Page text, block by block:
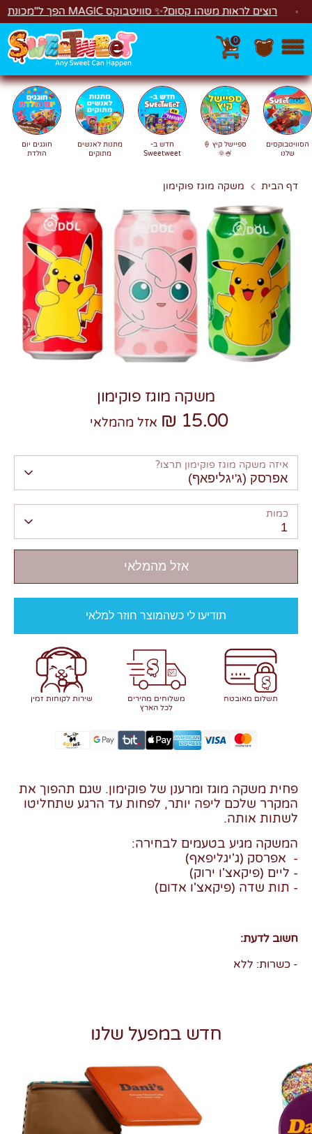
רוצים לראות משהו קסום?✨ סוויטבוקס MAGIC הפך ל"מכונת משחקים"! 🎁🕹️
0
חפשחיפוש
הסוויטבוקסים
שלנו
ספיישל קיץ 🍦
🍧🌞
חדש ב-
Sweetweet
מתנות לאנשים
מתוקים
חוגגים יום
הולדת
דף הבית משקה מוגז פוקימון
משקה מוגז פוקימון
15.00 ₪ אזל מהמלאי
איזה משקה מוגז פוקימון תרצו?
אפרסק (ג'יגליפאף)
כמות
1
אזל מהמלאי
תודיעו לי כשהמוצר חוזר למלאי
תשלום מאובטח
משלוחים מהירים
לכל הארץ
שירות לקוחות זמין
פחית משקה מוגז ומרענן של פוקימון. שגם תהפוך את
המקרר שלכם ליפה יותר, לפחות עד הרגע שתחליטו
לשתות אותה.
המשקה מגיע בטעמים לבחירה:
- אפרסק (ג'יגליפאף)
- ליים (פיקאצ'ו ירוק)
- תות שדה (פיקאצ'ו אדום)
חשוב לדעת:
- כשרות: ללא
חדש במפעל שלנו